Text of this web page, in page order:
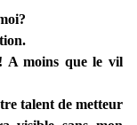
moins que le vil
talent de metteur